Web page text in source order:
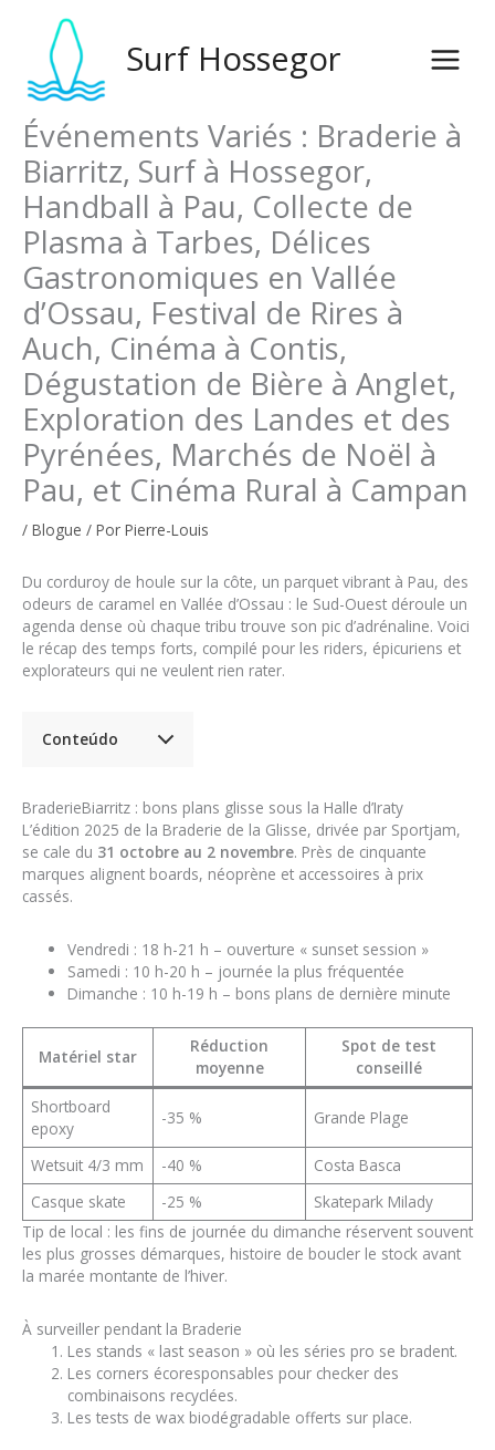
conteúdo
Surf Hossegor
Événements Variés : Braderie à
Biarritz, Surf à Hossegor,
Handball à Pau, Collecte de
Plasma à Tarbes, Délices
Gastronomiques en Vallée
d’Ossau, Festival de Rires à
Auch, Cinéma à Contis,
Dégustation de Bière à Anglet,
Exploration des Landes et des
Pyrénées, Marchés de Noël à
Pau, et Cinéma Rural à Campan
/ Blogue / Por Pierre-Louis
Du corduroy de houle sur la côte, un parquet vibrant à Pau, des
odeurs de caramel en Vallée d’Ossau : le Sud-Ouest déroule un
agenda dense où chaque tribu trouve son pic d’adrénaline. Voici
le récap des temps forts, compilé pour les riders, épicuriens et
explorateurs qui ne veulent rien rater.
Conteúdo
BraderieBiarritz : bons plans glisse sous la Halle d’Iraty
L’édition 2025 de la Braderie de la Glisse, drivée par Sportjam,
se cale du 31 octobre au 2 novembre. Près de cinquante
marques alignent boards, néoprène et accessoires à prix
cassés.
Vendredi : 18 h-21 h – ouverture « sunset session »
Samedi : 10 h-20 h – journée la plus fréquentée
Dimanche : 10 h-19 h – bons plans de dernière minute
Matériel star
Réduction
moyenne
Spot de test
conseillé
Shortboard
epoxy
-35 % Grande Plage
Wetsuit 4/3 mm -40 %
Costa Basca
Casque skate
-25 %
Skatepark Milady
Tip de local : les fins de journée du dimanche réservent souvent
les plus grosses démarques, histoire de boucler le stock avant
la marée montante de l’hiver.
À surveiller pendant la Braderie
Les stands « last season » où les séries pro se bradent.
Les corners écoresponsables pour checker des
combinaisons recyclées.
Les tests de wax biodégradable offerts sur place.